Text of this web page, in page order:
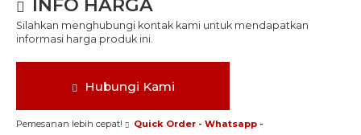
INFO HARGA
Silahkan menghubungi kontak kami untuk mendapatkan
informasi harga produk ini.
Hubungi Kami
Pemesanan lebih cepat! Quick Order - Whatsapp -